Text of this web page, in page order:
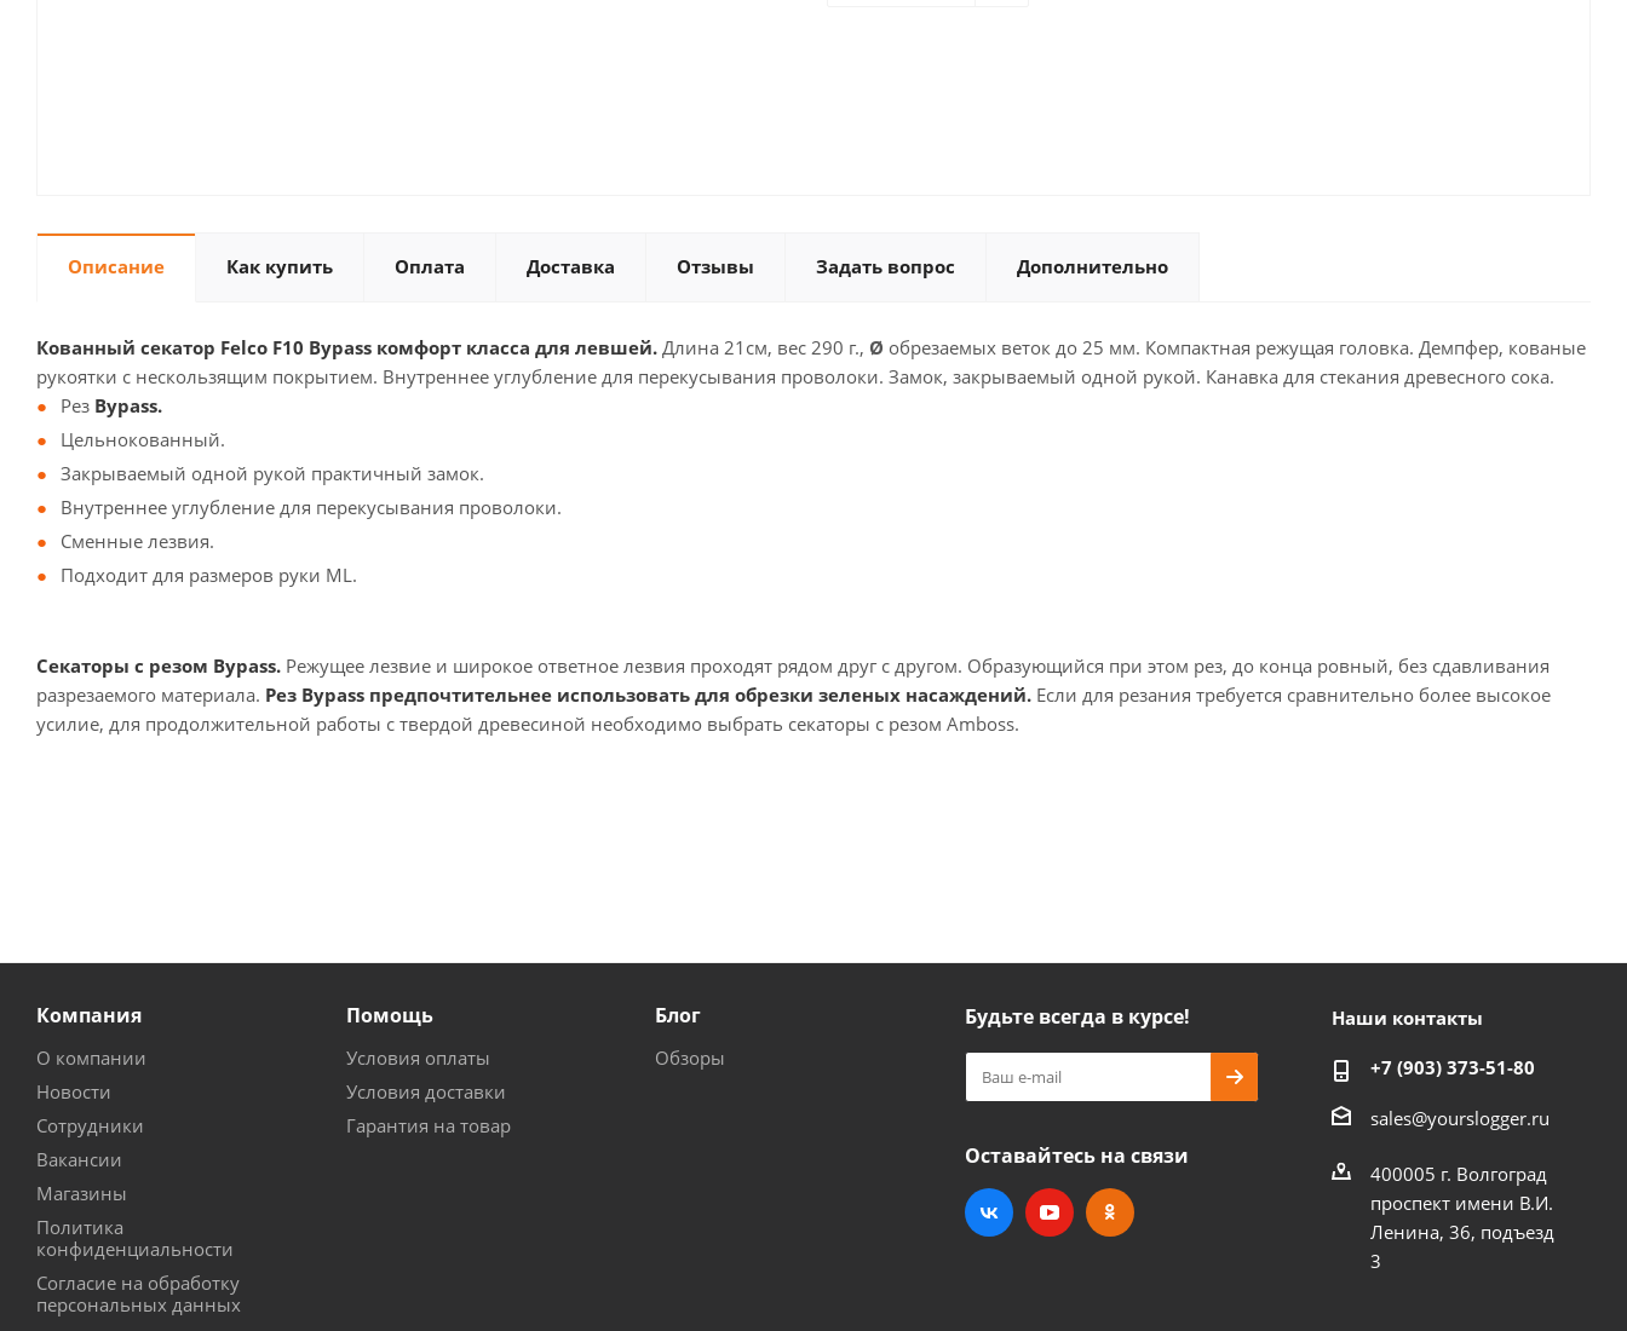
Описание Как купить Оплата Доставка Отзывы Задать вопрос Дополнительно
Кованный cекатор Felco F10 Bypass комфорт класса для левшей. Длина 21см, вес 290 г., Ø обрезаемых веток до 25 мм. Компактная режущая головка. Демпфер, кованые
рукоятки с нескользящим покрытием. Внутреннее углубление для перекусывания проволоки. Замок, закрываемый одной рукой. Канавка для стекания древесного сока.
Рез Bypass.
Цельнокованный.
Закрываемый одной рукой практичный замок.
Внутреннее углубление для перекусывания проволоки.
Сменные лезвия.
Подходит для размеров руки ML.
Секаторы с резом Bypass. Режущее лезвие и широкое ответное лезвия проходят рядом друг с другом. Образующийся при этом рез, до конца ровный, без сдавливания
разрезаемого материала. Рез Bypass предпочтительнее использовать для обрезки зеленых насаждений. Если для резания требуется сравнительно более высокое
усилие, для продолжительной работы с твердой древесиной необходимо выбрать секаторы с резом Amboss.
Компания
О компании
Новости
Сотрудники
Вакансии
Магазины
Политика
конфиденциальности
Согласие на обработку
персональных данных
Помощь
Условия оплаты
Условия доставки
Гарантия на товар
Блог
Обзоры
Будьте всегда в курсе!
Оставайтесь на связи
Наши контакты
+7 (903) 373-51-80
sales@yourslogger.ru
400005 г. Волгоград
проспект имени В.И.
Ленина, 36, подъезд
3